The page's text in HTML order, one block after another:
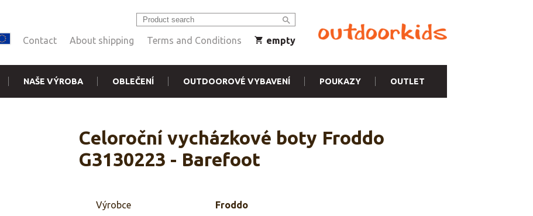
Contact About shipping Terms and Conditions empty
NAŠE VÝROBA OBLEČENÍ OUTDOOROVÉ VYBAVENÍ POUKAZY OUTLET
Celoroční vycházkové boty Froddo
G3130223 - Barefoot
Výrobce Froddo